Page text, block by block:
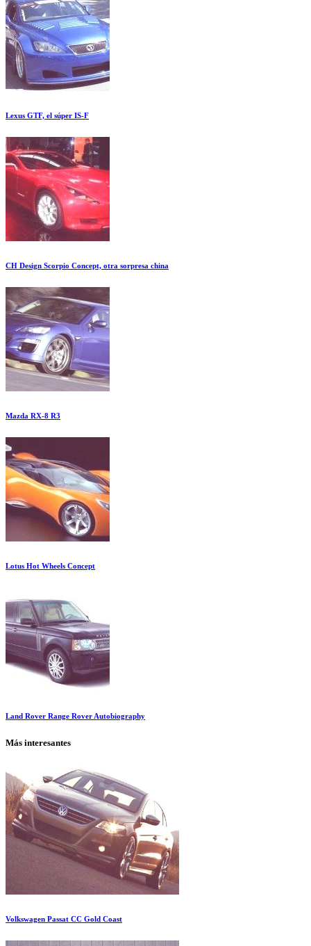
Lexus GTF, el súper IS-F
CH Design Scorpio Concept, otra sorpresa china
Mazda RX-8 R3
Lotus Hot Wheels Concept
Land Rover Range Rover Autobiography
Más interesantes
Volkswagen Passat CC Gold Coast